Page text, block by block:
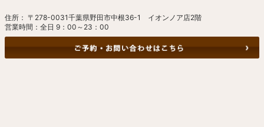
住所： 〒278-0031千葉県野田市中根36-1 イオンノア店2階
営業時間：全日 9：00～23：00